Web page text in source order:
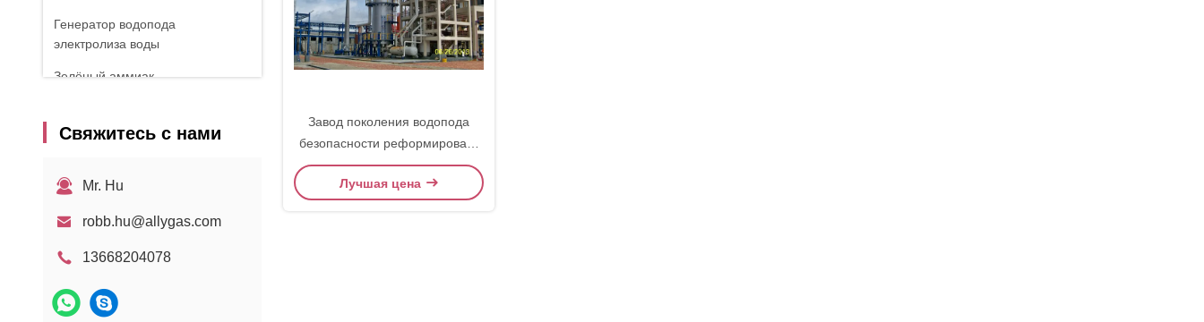
Генератор водопода
электролиза воды
Зелёный аммиак
Свяжитесь с нами
Mr. Hu
robb.hu@allygas.com
13668204078
Завод поколения водопода
безопасности реформировать
пара природного газа
Лучшая цена